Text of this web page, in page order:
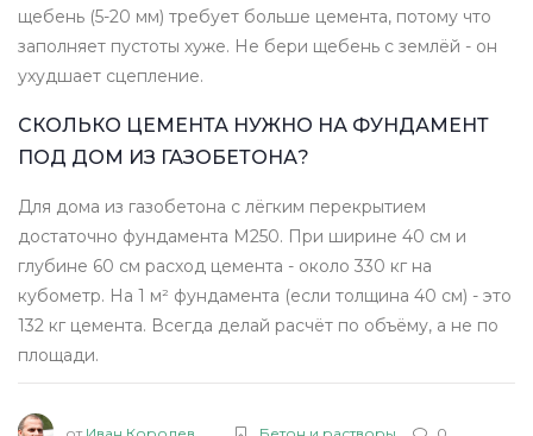
щебень (5-20 мм) требует больше цемента, потому что
заполняет пустоты хуже. Не бери щебень с землёй - он
ухудшает сцепление.
СКОЛЬКО ЦЕМЕНТА НУЖНО НА ФУНДАМЕНТ
ПОД ДОМ ИЗ ГАЗОБЕТОНА?
Для дома из газобетона с лёгким перекрытием
достаточно фундамента М250. При ширине 40 см и
глубине 60 см расход цемента - около 330 кг на
кубометр. На 1 м² фундамента (если толщина 40 см) - это
132 кг цемента. Всегда делай расчёт по объёму, а не по
площади.